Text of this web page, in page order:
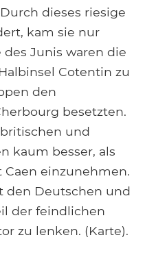
dieses riesige
kam sie nur
des Junis waren die
Cotentin zu
den
besetzten.
und
kaum besser, als
Caen einzunehmen.
den Deutschen und
der feindlichen
zu lenken. (Karte).